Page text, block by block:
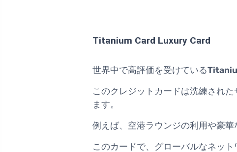
Titanium Card Luxury Card
世界中で高評価を受けている
このクレジットカードは洗練され
ます。
例えば、空港ラウンジの利用や豪
このカードで、グローバルなネッ